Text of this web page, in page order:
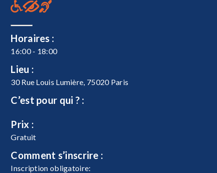
Horaires :
16:00 - 18:00
Lieu :
30 Rue Louis Lumière, 75020 Paris
C’est pour qui ? :
Prix :
Gratuit
Comment s’inscrire :
Inscription obligatoire: